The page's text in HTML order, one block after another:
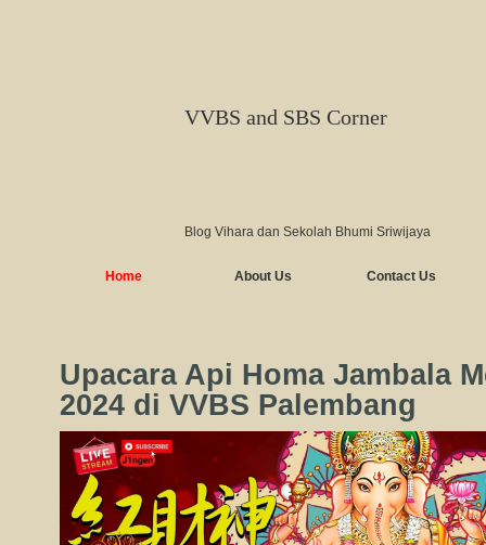
VVBS and SBS Corner
Blog Vihara dan Sekolah Bhumi Sriwijaya
Home About Us Contact Us
Upacara Api Homa Jambala
2024 di VVBS Palembang